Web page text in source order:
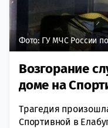
Фото: ГУ МЧС России
Возгорание
доме на
Трагедия
Спортивной в